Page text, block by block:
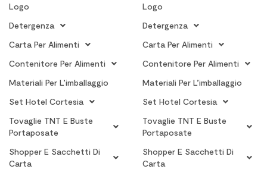
Logo
Detergenza
Carta Per Alimenti
Contenitore Per Alimenti
Materiali Per L’imballaggio
Set Hotel Cortesia
Tovaglie TNT E Buste
Portaposate
Shopper E Sacchetti Di
Carta
Logo
Detergenza
Carta Per Alimenti
Contenitore Per Alimenti
Materiali Per L’imballaggio
Set Hotel Cortesia
Tovaglie TNT E Buste
Portaposate
Shopper E Sacchetti Di
Carta